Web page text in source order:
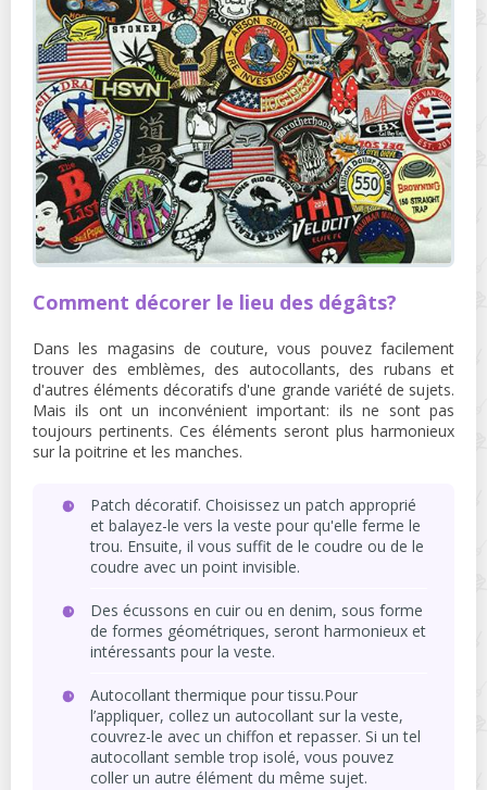
Comment décorer le lieu des dégâts?
Dans les magasins de couture, vous pouvez facilement
trouver des emblèmes, des autocollants, des rubans et
d'autres éléments décoratifs d'une grande variété de sujets.
Mais ils ont un inconvénient important: ils ne sont pas
toujours pertinents. Ces éléments seront plus harmonieux
sur la poitrine et les manches.
Patch décoratif. Choisissez un patch approprié
et balayez-le vers la veste pour qu'elle ferme le
trou. Ensuite, il vous suffit de le coudre ou de le
coudre avec un point invisible.
Des écussons en cuir ou en denim, sous forme
de formes géométriques, seront harmonieux et
intéressants pour la veste.
Autocollant thermique pour tissu.Pour
l’appliquer, collez un autocollant sur la veste,
couvrez-le avec un chiffon et repasser. Si un tel
autocollant semble trop isolé, vous pouvez
coller un autre élément du même sujet.